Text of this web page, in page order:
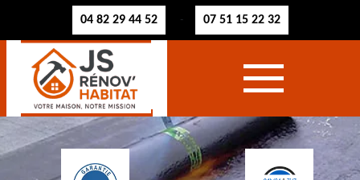
04 82 29 44 52 - 07 51 15 22 32